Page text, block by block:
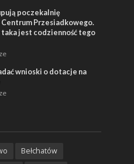
poczekalnię
Przesiadkowego.
taka jest codzienność tego
wnioski o dotacje na
Bełchatów